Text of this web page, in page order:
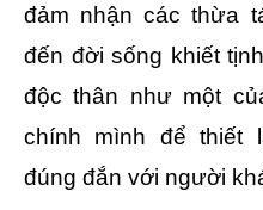
đảm nhận các thừa
đến đời sống khiết
độc thân như một
chính mình để thiết
đúng đắn với người